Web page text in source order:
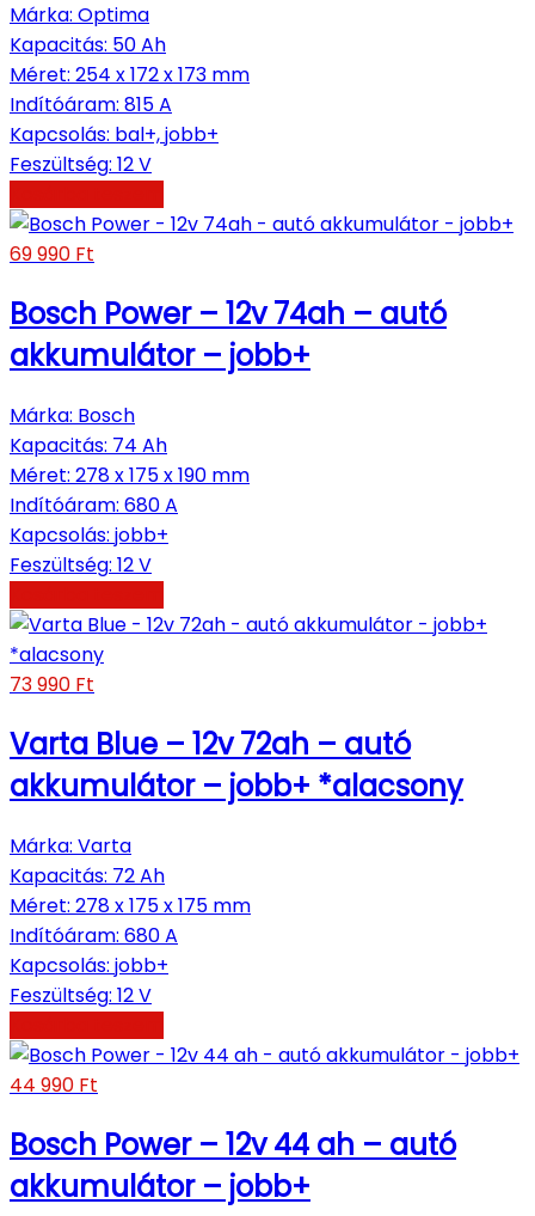
Márka: Optima
Kapacitás: 50 Ah
Méret: 254 x 172 x 173 mm
Indítóáram: 815 A
Kapcsolás: bal+, jobb+
Feszültség: 12 V
69 990 Ft
Bosch Power – 12v 74ah – autó
akkumulátor – jobb+
Márka: Bosch
Kapacitás: 74 Ah
Méret: 278 x 175 x 190 mm
Indítóáram: 680 A
Kapcsolás: jobb+
Feszültség: 12 V
73 990 Ft
Varta Blue – 12v 72ah – autó
akkumulátor – jobb+ *alacsony
Márka: Varta
Kapacitás: 72 Ah
Méret: 278 x 175 x 175 mm
Indítóáram: 680 A
Kapcsolás: jobb+
Feszültség: 12 V
44 990 Ft
Bosch Power – 12v 44 ah – autó
akkumulátor – jobb+